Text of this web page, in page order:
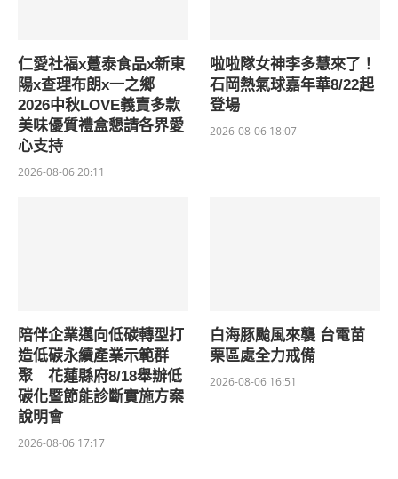
仁愛社福x躉泰食品x新東
陽x查理布朗x一之鄉
2026中秋LOVE義賣多款
美味優質禮盒懇請各界愛
心支持
2026-08-06 20:11
啦啦隊女神李多慧來了！
石岡熱氣球嘉年華8/22起
登場
2026-08-06 18:07
陪伴企業邁向低碳轉型打
造低碳永續產業示範群
聚 花蓮縣府8/18舉辦低
碳化暨節能診斷實施方案
說明會
2026-08-06 17:17
白海豚颱風來襲 台電苗
栗區處全力戒備
2026-08-06 16:51